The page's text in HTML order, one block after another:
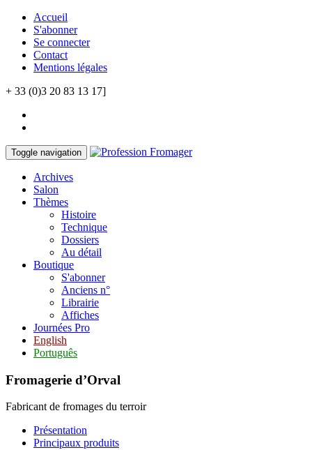
Accueil
S'abonner
Se connecter
Contact
Mentions légales
+ 33 (0)3 20 83 13 17]
Toggle navigation
Archives
Salon
Thèmes
Histoire
Technique
Dossiers
Au détail
Boutique
S'abonner
Anciens n°
Librairie
Affiches
Journées Pro
English
Português
Fromagerie d’Orval
Fabricant de fromages du terroir
Présentation
Principaux produits